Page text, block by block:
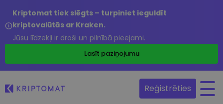
Kriptomat tiek slēgts – turpiniet ieguldīt
kriptovalūtās ar Kraken.
Jūsu līdzekļi ir droši un pilnībā pieejami.
Lasīt paziņojumu
Reģistrēties